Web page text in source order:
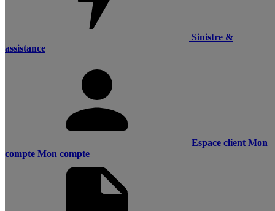
Sinistre &
assistance
Espace client Mon
compte Mon compte